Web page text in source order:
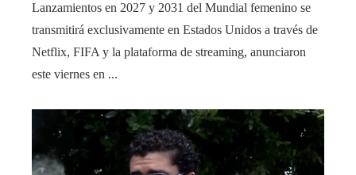
Lanzamientos en 2027 y 2031 del Mundial femenino se
transmitirá exclusivamente en Estados Unidos a través de
Netflix, FIFA y la plataforma de streaming, anunciaron
este viernes en ...